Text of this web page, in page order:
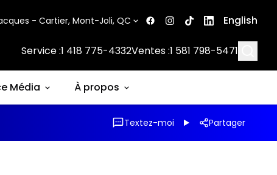
- Cartier, Mont-Joli, QC English
Service :1 418 775-4332Ventes :1 581 798-5471
Média À propos
Textez-moi Partager